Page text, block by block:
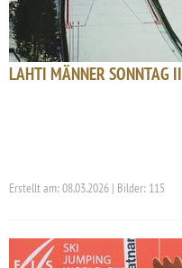
LAHTI MÄNNER SONNTAG II
Erstellt am: 08.03.2026 | Bilder: 115